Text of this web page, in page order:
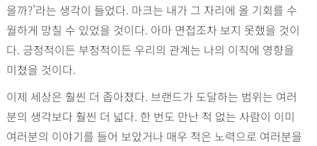
을까?’라는 생각이 들었다. 마크는 내가 그 자리에 올 기회를 수
월하게 망칠 수 있었을 것이다. 아마 면접조차 보지 못했을 것이
다. 긍정적이든 부정적이든 우리의 관계는 나의 이직에 영향을
미쳤을 것이다.
이제 세상은 훨씬 더 좁아졌다. 브랜드가 도달하는 범위는 여러
분의 생각보다 훨씬 더 넓다. 한 번도 만난 적 없는 사람이 이미
여러분의 이야기를 들어 보았거나 매우 적은 노력으로 여러분을